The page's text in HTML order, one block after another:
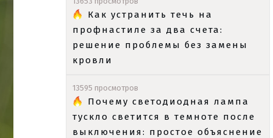
Как устранить течь на
профнастиле за два счета:
решение проблемы без замены
кровли
13595 просмотров
Почему светодиодная лампа
тускло светится в темноте после
выключения: простое объяснение